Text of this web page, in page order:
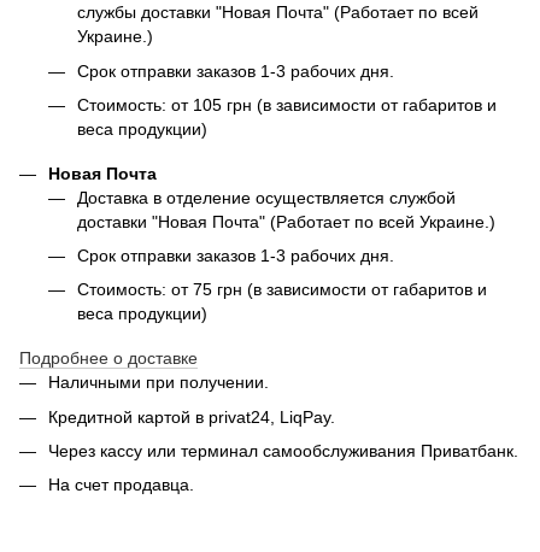
службы доставки "Новая Почта" (Работает по всей
Украине.)
Срок отправки заказов 1-3 рабочих дня.
Стоимость: от 105 грн (в зависимости от габаритов и
веса продукции)
Новая Почта
Доставка в отделение осуществляется службой
доставки "Новая Почта" (Работает по всей Украине.)
Срок отправки заказов 1-3 рабочих дня.
Стоимость: от 75 грн (в зависимости от габаритов и
веса продукции)
Подробнее о доставке
Наличными при получении.
Кредитной картой в privat24, LiqPay.
Через кассу или терминал самообслуживания Приватбанк.
На счет продавца.